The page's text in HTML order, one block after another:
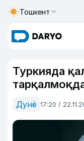
Тошкент
Туркияда
Дунё 17:20 /